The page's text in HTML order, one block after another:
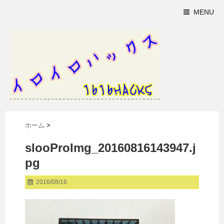
MENU
ホーム >
slooProImg_20160816143947.j
pg
2016/08/16